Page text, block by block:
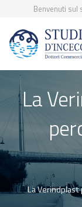
Benvenuti sul
La
La